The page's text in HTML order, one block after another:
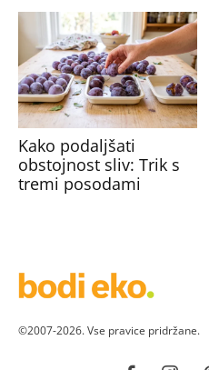
Kako podaljšati
obstojnost sliv: Trik s
tremi posodami
©2007-2026. Vse pravice pridržane.